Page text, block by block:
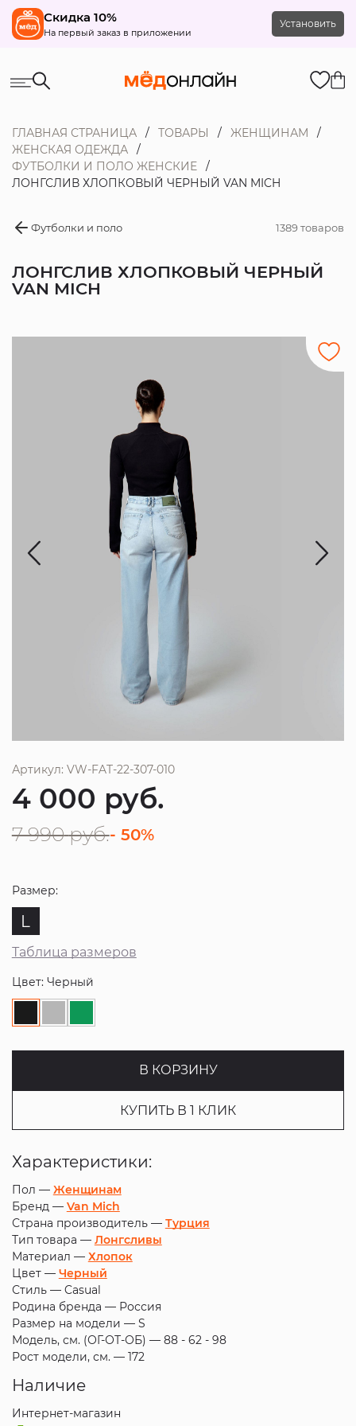
Скидка 10%
На первый заказ в приложении
Установить
ГЛАВНАЯ СТРАНИЦА ТОВАРЫ
ЖЕНЩИНАМ
ЖЕНСКАЯ ОДЕЖДА
ФУТБОЛКИ И ПОЛО ЖЕНСКИЕ
ЛОНГСЛИВ ХЛОПКОВЫЙ ЧЕРНЫЙ VAN MICH
Футболки и поло 1389 товаров
ЛОНГСЛИВ ХЛОПКОВЫЙ ЧЕРНЫЙ
VAN MICH
Артикул: VW-FAT-22-307-010
4 000 руб.
7 990 руб.- 50%
Размер:
L
Таблица размеров
Цвет: Черный
В КОРЗИНУ
КУПИТЬ В 1 КЛИК
Характеристики:
Пол — Женщинам
Бренд — Van Mich
Страна производитель — Турция
Тип товара — Лонгсливы
Материал — Хлопок
Цвет — Черный
Стиль — Casual
Родина бренда — Россия
Размер на модели — S
Модель, см. (ОГ-ОТ-ОБ) — 88 - 62 - 98
Рост модели, см. — 172
Наличие
Интернет-магазин